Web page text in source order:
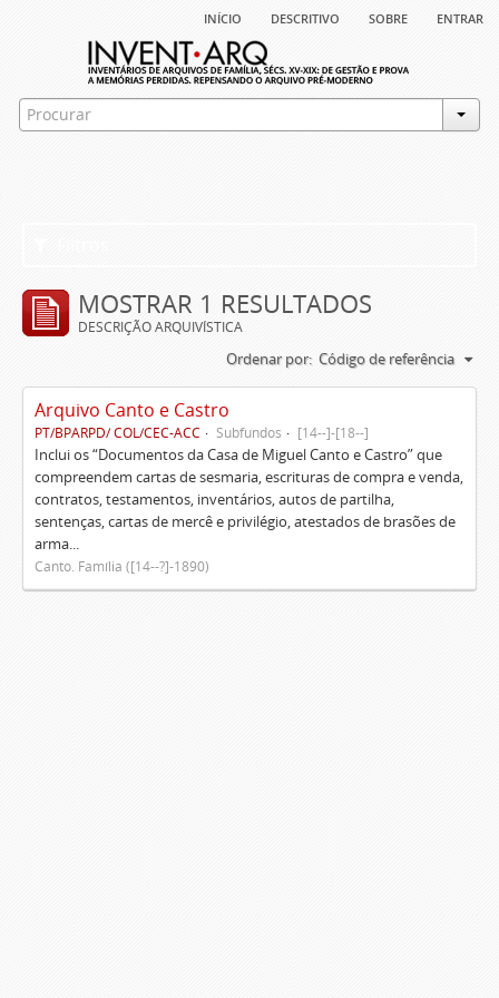
início descritivo sobre entrar
MOSTRAR 1 RESULTADOS
DESCRIÇÃO ARQUIVÍSTICA
Ordenar por: Código de referência
Arquivo Canto e Castro
PT/BPARPD/ COL/CEC-ACC Subfundos [14--]-[18--]
Inclui os “Documentos da Casa de Miguel Canto e Castro” que
compreendem cartas de sesmaria, escrituras de compra e venda,
contratos, testamentos, inventários, autos de partilha,
sentenças, cartas de mercê e privilégio, atestados de brasões de
arma...
Canto. Família ([14--?]-1890)